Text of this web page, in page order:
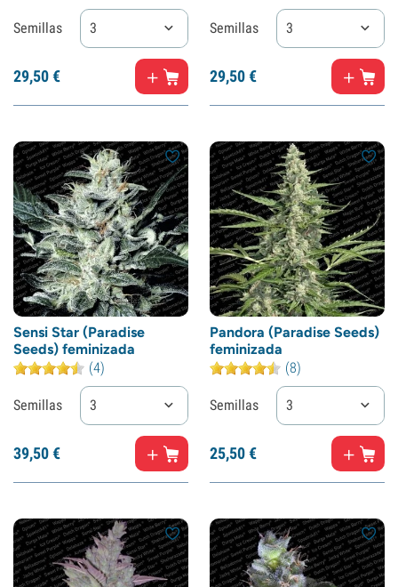
Semillas 3
29,50€
Semillas 3
29,50€
Sensi Star (Paradise
Seeds) feminizada
(4)
Semillas 3
39,50€
Pandora (Paradise Seeds)
feminizada
(8)
Semillas 3
25,50€